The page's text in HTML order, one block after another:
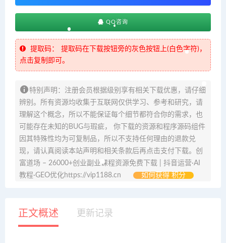
QQ咨询
提取码：
提取码在下载按钮旁的灰色按钮上(白色字符)，
点击复制即可。
特别声明：注册会员根据级别享有相关下载优惠，请仔细
辨别。所有资源均收集于互联网仅供学习、参考和研究，请
理解这个概念，所以不能保证每个细节都符合你的需求，也
可能存在未知的BUG与瑕疵， 你下载的资源和程序源码组件
因其特殊性均为可复制品，所以不支持任何理由的退款兑
现，请认真阅读本站声明和相关条款后再点击支付下载。创
富道场 – 26000+创业副业课程资源免费下载 | 抖音运营·AI
教程·GEO优化https://vip1188.cn
如何获得 积分
正文概述 更新记录